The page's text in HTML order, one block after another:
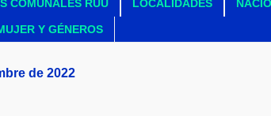
COMUNALES RUU LOCALIDADES
Y GÉNEROS
de 2022